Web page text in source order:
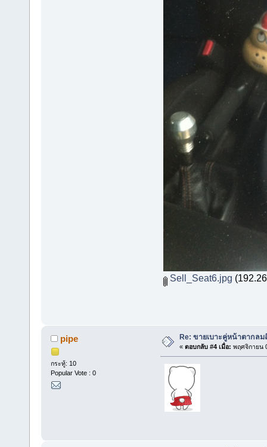
Sell_Seat6.jpg
pipe
กระทู้: 10
Popular Vote : 0
Re: ขายเบาะคู่หน้าตากลม
« ตอบกลับ #4 เมื่อ: พฤศจิกายน